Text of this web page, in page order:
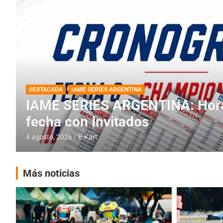
DESTACADA INFORME CENTRAL RMC BUENOS AIRES
RMC BUENOS AIRES: Cerró
histórica en Baradero
4 agosto, 2026 E-Kart
Más noticias